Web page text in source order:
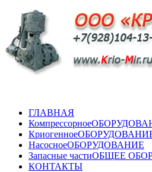
ГЛАВНАЯ
Компрессорное
Криогенное
НасосноеОБОРУДОВАНИЕ
Запасные частиОБЩЕЕ
КОНТАКТЫ